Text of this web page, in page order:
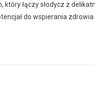
łączy słodycz z
do wspierania zdrowia